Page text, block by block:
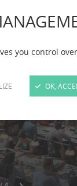
you control
OK,